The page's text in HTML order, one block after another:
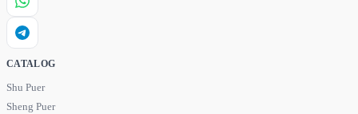
CATALOG
Shu Puer
Sheng Puer